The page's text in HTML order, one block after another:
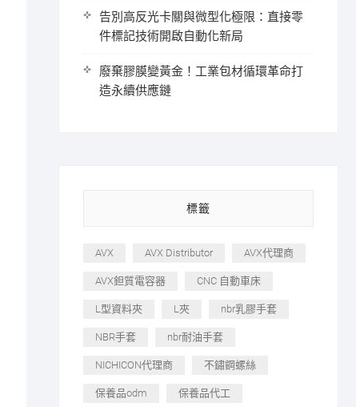
告別高反光卡關與微型化極限：直接零
件標記技術開啟自動化新局
廢棄膠膜變黃金！工業包材循環革命打
造永續供應鏈
標籤
AVX AVX Distributor AVX代理商
AVX鉭質電容器 CNC 自動車床
L型資料夾 L夾 nbr乳膠手套
NBR手套 nbr耐油手套
NICHICON代理商 不鏽鋼螺絲
保養品odm 保養品代工